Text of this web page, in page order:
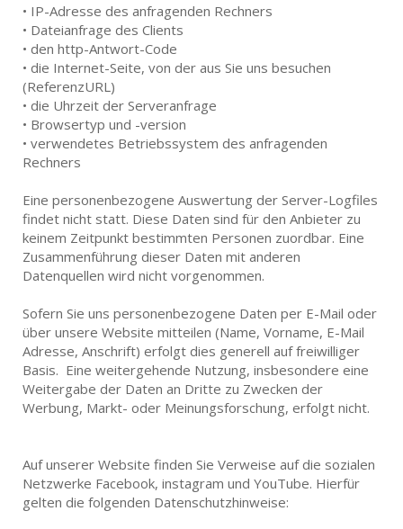
• IP-Adresse des anfragenden Rechners
• Dateianfrage des Clients
• den http-Antwort-Code
• die Internet-Seite, von der aus Sie uns besuchen
(ReferenzURL)
• die Uhrzeit der Serveranfrage
• Browsertyp und -version
• verwendetes Betriebssystem des anfragenden
Rechners
Eine personenbezogene Auswertung der Server-Logfiles
findet nicht statt. Diese Daten sind für den Anbieter zu
keinem Zeitpunkt bestimmten Personen zuordbar. Eine
Zusammenführung dieser Daten mit anderen
Datenquellen wird nicht vorgenommen.
Sofern Sie uns personenbezogene Daten per E-Mail oder
über unsere Website mitteilen (Name, Vorname, E-Mail
Adresse, Anschrift) erfolgt dies generell auf freiwilliger
Basis. Eine weitergehende Nutzung, insbesondere eine
Weitergabe der Daten an Dritte zu Zwecken der
Werbung, Markt- oder Meinungsforschung, erfolgt nicht.
Auf unserer Website finden Sie Verweise auf die sozialen
Netzwerke Facebook, instagram und YouTube. Hierfür
gelten die folgenden Datenschutzhinweise: